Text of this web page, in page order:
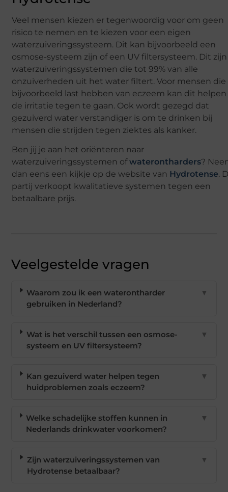
Veel mensen kiezen er tegenwoordig voor om geen
risico te nemen en te kiezen voor een eigen
waterzuiveringssysteem. Dit kan bijvoorbeeld een
osmose-systeem zijn of een UV filtersysteem. Dit zijn
waterzuiveringssystemen die tot 99% van alle
onzuiverheden uit het water filtert. Voor mensen die
bijvoorbeeld last hebben van eczeem kan dit
de irritatie tegen te gaan. Ook wordt gezegd dat
gezuiverd water verstandiger is om te drinken bij
mensen die strijden tegen ziektes als kanker.
Ben jij je aan het oriënteren naar
waterzuiveringssystemen ofwaterontharders?
dan eens een kijkje op de website van Hydrotense.
partij verkoopt kwalitatieve systemen tegen een
betaalbare prijs.
Veelgestelde vragen
Waarom zou ik een waterontharder
gebruiken in Nederland?
▼
Wat is het verschil tussen een osmose-
systeem en UV filtersysteem?
▼
Kan gezuiverd water helpen tegen
huidproblemen zoals eczeem?
▼
Welke schadelijke stoffen kunnen in
Nederlands drinkwater voorkomen?
▼
Zijn waterzuiveringssystemen van
Hydrotense betaalbaar?
▼